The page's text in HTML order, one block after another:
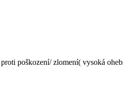
poškození/ zlomení( vysoká